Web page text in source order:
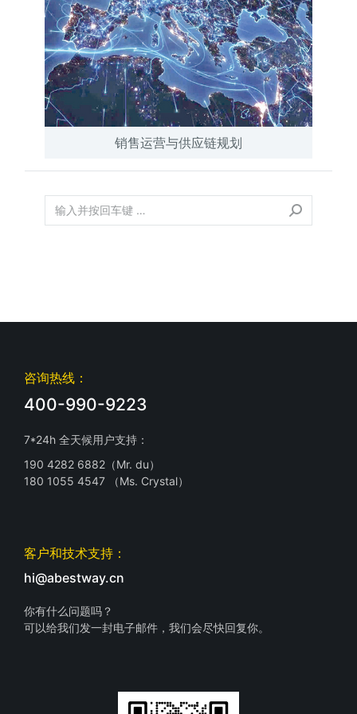
销售运营与供应链规划
咨询热线：
400-990-9223
7*24h 全天候用户支持：
190 4282 6882（Mr. du）
180 1055 4547 （Ms. Crystal）
客户和技术支持：
hi@abestway.cn
你有什么问题吗？
可以给我们发一封电子邮件，我们会尽快回复你。